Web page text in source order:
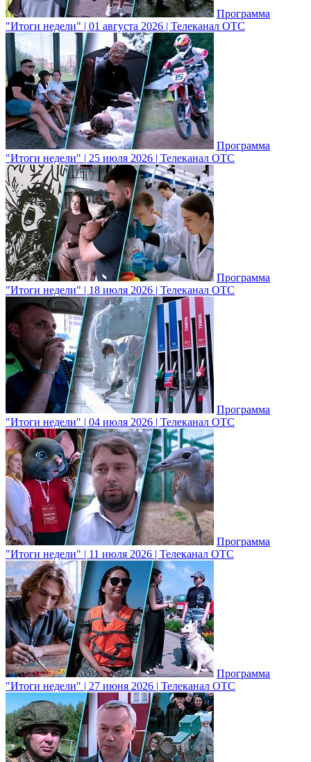
Программа
"Итоги недели" | 01 августа 2026 | Телеканал ОТС
Программа
"Итоги недели" | 25 июля 2026 | Телеканал ОТС
Программа
"Итоги недели" | 18 июля 2026 | Телеканал ОТС
Программа
"Итоги недели" | 04 июля 2026 | Телеканал ОТС
Программа
"Итоги недели" | 11 июля 2026 | Телеканал ОТС
Программа
"Итоги недели" | 27 июня 2026 | Телеканал ОТС